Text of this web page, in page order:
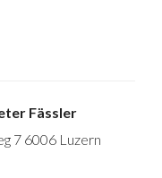
Fässler
7 6006 Luzern